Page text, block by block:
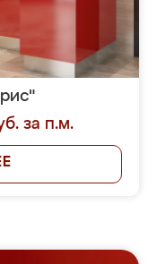
за п.м.